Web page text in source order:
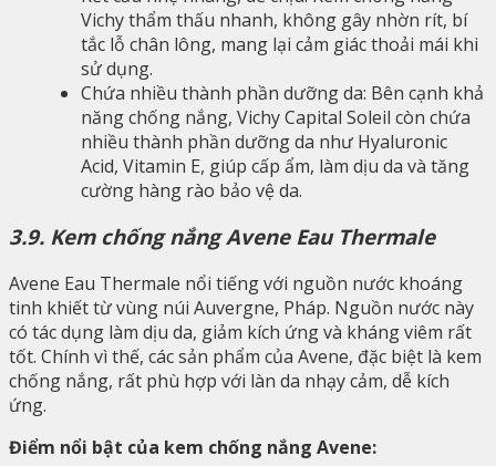
Vichy thẩm thấu nhanh, không gây nhờn rít, bí
tắc lỗ chân lông, mang lại cảm giác thoải mái khi
sử dụng.
Chứa nhiều thành phần dưỡng da: Bên cạnh khả
năng chống nắng, Vichy Capital Soleil còn chứa
nhiều thành phần dưỡng da như Hyaluronic
Acid, Vitamin E, giúp cấp ẩm, làm dịu da và tăng
cường hàng rào bảo vệ da.
3.9. Kem chống nắng Avene Eau Thermale
Avene Eau Thermale nổi tiếng với nguồn nước khoáng
tinh khiết từ vùng núi Auvergne, Pháp. Nguồn nước này
có tác dụng làm dịu da, giảm kích ứng và kháng viêm rất
tốt. Chính vì thế, các sản phẩm của Avene, đặc biệt là kem
chống nắng, rất phù hợp với làn da nhạy cảm, dễ kích
ứng.
Điểm nổi bật của kem chống nắng Avene: